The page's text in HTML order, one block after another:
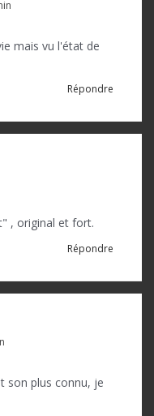
mais vu l'état de
Répondre
, original et fort.
Répondre
son plus connu, je